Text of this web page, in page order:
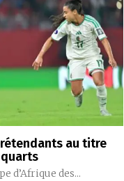
au titre
quarts
d’Afrique des...